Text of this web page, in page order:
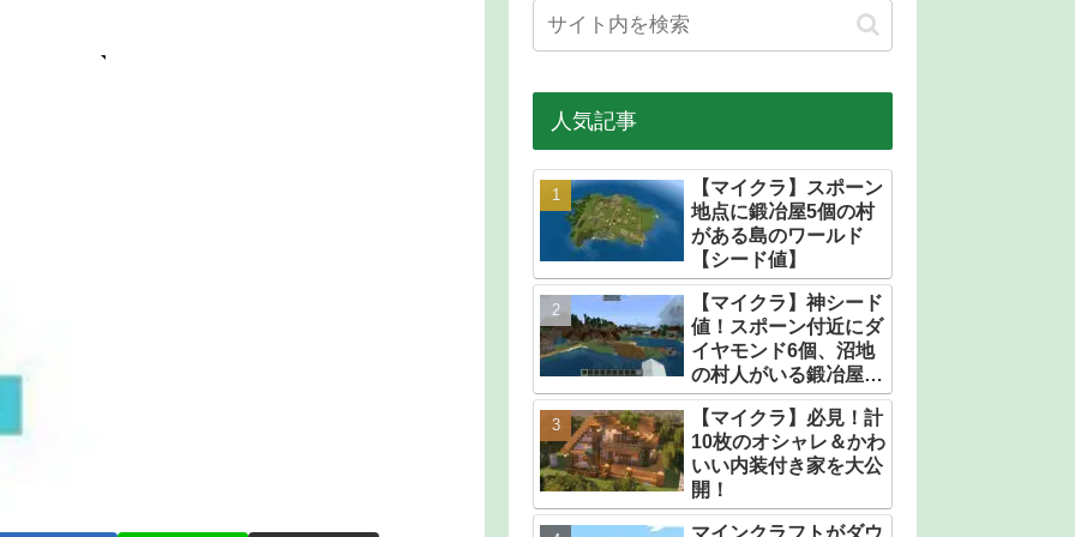
人気記事
【マイクラ】スポーン
地点に鍛冶屋5個の村
がある島のワールド
【シード値】
【マイクラ】神シード
値！スポーン付近にダ
イヤモンド6個、沼地
の村人がいる鍛冶屋だ
らけの村【統合版】
【マイクラ】必見！計
10枚のオシャレ＆かわ
いい内装付き家を大公
開！
マインクラフトがダウ